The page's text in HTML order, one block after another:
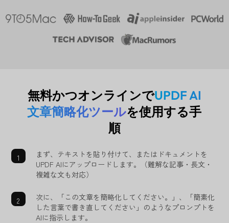
無料かつオンラインでUPDF AI
文章簡略化ツールを使用する手
順
まず、テキストを貼り付けて、またはドキュメントを
UPDF AIにアップロードします。（難解な記事・長文・
複雑な文も対応）
次に、「この文章を簡略化してください。」、「簡素化
した言葉で書き直してください」のようなプロンプトを
AIに指示します。